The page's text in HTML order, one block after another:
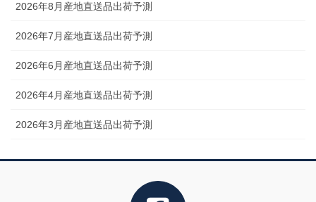
2026年8月産地直送品出荷予測
2026年7月産地直送品出荷予測
2026年6月産地直送品出荷予測
2026年4月産地直送品出荷予測
2026年3月産地直送品出荷予測